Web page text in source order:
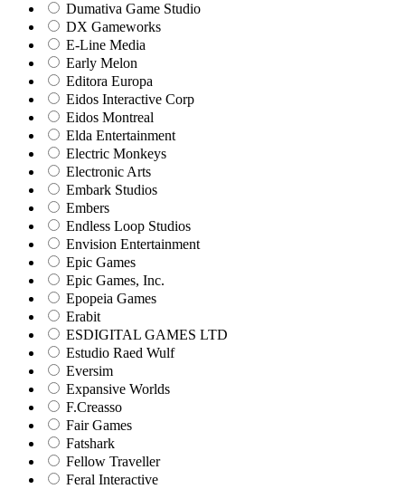
Dumativa Game Studio
DX Gameworks
E-Line Media
Early Melon
Editora Europa
Eidos Interactive Corp
Eidos Montreal
Elda Entertainment
Electric Monkeys
Electronic Arts
Embark Studios
Embers
Endless Loop Studios
Envision Entertainment
Epic Games
Epic Games, Inc.
Epopeia Games
Erabit
ESDIGITAL GAMES LTD
Estudio Raed Wulf
Eversim
Expansive Worlds
F.Creasso
Fair Games
Fatshark
Fellow Traveller
Feral Interactive